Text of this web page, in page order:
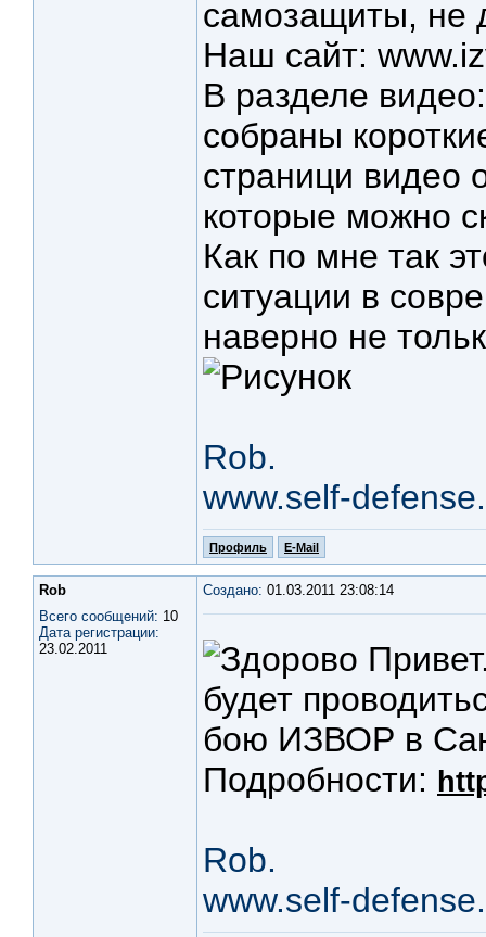
самозащиты, не
Наш сайт:
В разделе
собраны
страници видео
которые можно
Как по мне так
ситуации в
наверно не
Rob.
www.self-
Профиль E-Mail
Rob
Всего сообщений: 10
Дата регистрации:
23.02.2011
Создано: 01.03.2011 23:08:14
будет
бою ИЗВОР в
Подробности:
Rob.
www.self-